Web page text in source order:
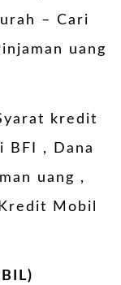
– Cari
uang
kredit
BFI , Dana
uang ,
Mobil